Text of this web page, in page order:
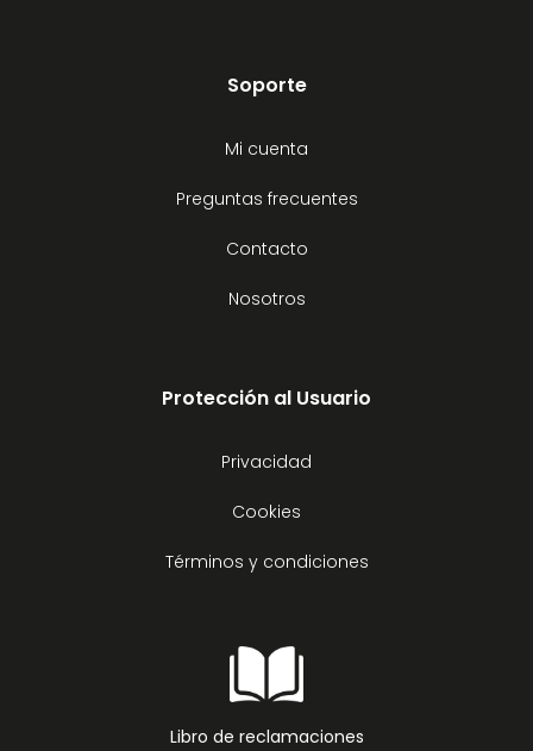
Soporte
Mi cuenta
Preguntas frecuentes
Contacto
Nosotros
Protección al Usuario
Privacidad
Cookies
Términos y condiciones
Libro de reclamaciones